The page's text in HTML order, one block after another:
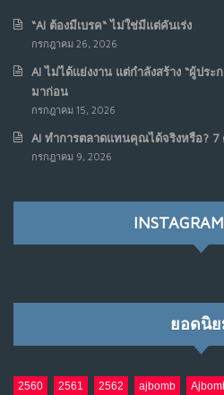
“AI ต้องมีเบรค“ ไม่ใช่มีแต่คันเร่ง
กรกฎาคม 26, 2026
AI ไม่ได้แย่งงาน แต่กำลังสร้าง “ผู้ปร
มาก่อน
กรกฎาคม 15, 2026
AI ทำการตลาดแทนคุณได้จริงหรือ? 7
กรกฎาคม 9, 2026
ยอดนิ
2560 2561 2562 ajbomb